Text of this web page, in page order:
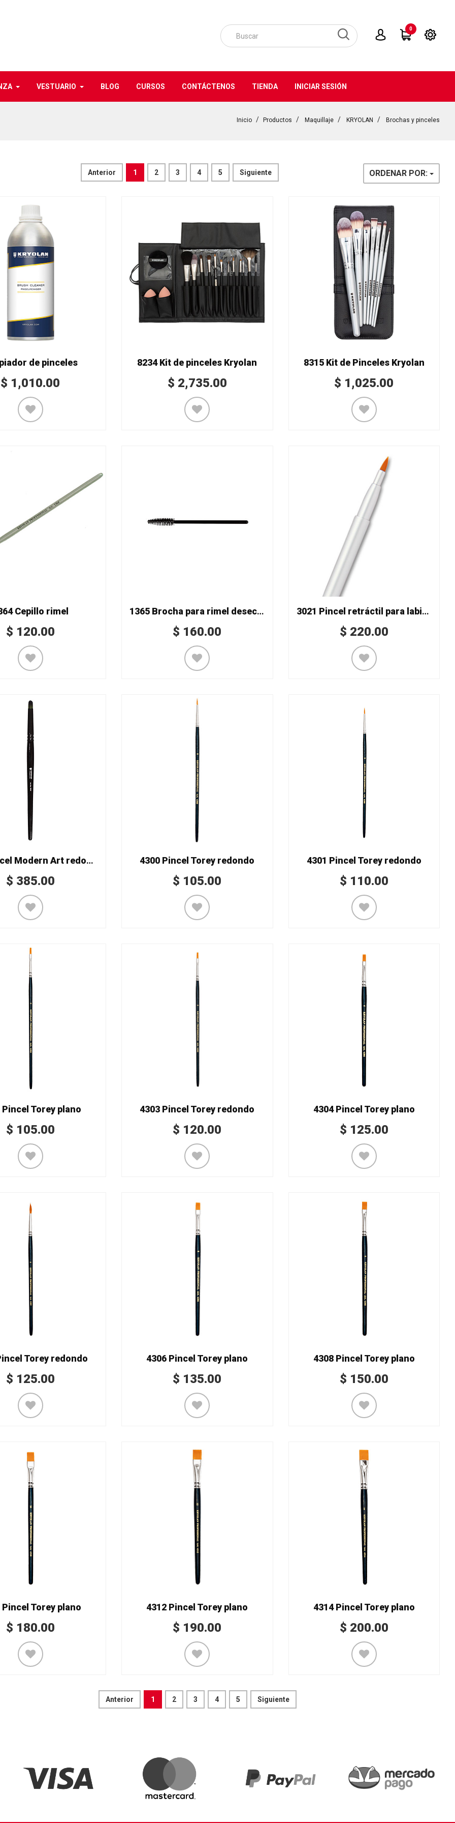
0
VESTUARIO BLOG CURSOS CONTÁCTENOS TIENDA INICIAR SESIÓN
Inicio Productos Maquillaje KRYOLAN Brochas y pinceles
Anterior 1 2 3 4 5 Siguiente ORDENAR POR:
de pinceles
$ 1,010.00
8234 Kit de pinceles Kryolan
$ 2,735.00
8315 Kit de Pinceles Kryolan
$ 1,025.00
Cepillo rimel
$ 120.00
1365 Brocha para rimel desechable
$ 160.00
3021 Pincel retráctil para labios
$ 220.00
3920 Pincel Modern Art redondo
$ 385.00
4300 Pincel Torey redondo
$ 105.00
4301 Pincel Torey redondo
$ 110.00
Pincel Torey plano
$ 105.00
4303 Pincel Torey redondo
$ 120.00
4304 Pincel Torey plano
$ 125.00
Torey redondo
$ 125.00
4306 Pincel Torey plano
$ 135.00
4308 Pincel Torey plano
$ 150.00
Pincel Torey plano
$ 180.00
4312 Pincel Torey plano
$ 190.00
4314 Pincel Torey plano
$ 200.00
Anterior 1 2 3 4 5 Siguiente